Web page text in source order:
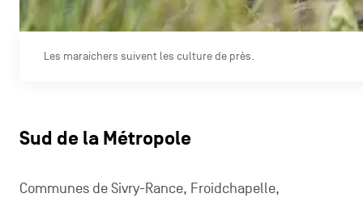
Les maraichers suivent les culture de près.
Sud de la Métropole
Communes de Sivry-Rance, Froidchapelle,